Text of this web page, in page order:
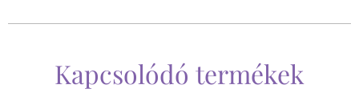
Kapcsolódó termékek